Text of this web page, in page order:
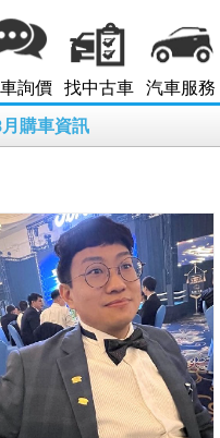
詢價 找中古車 汽車服務
月購車資訊